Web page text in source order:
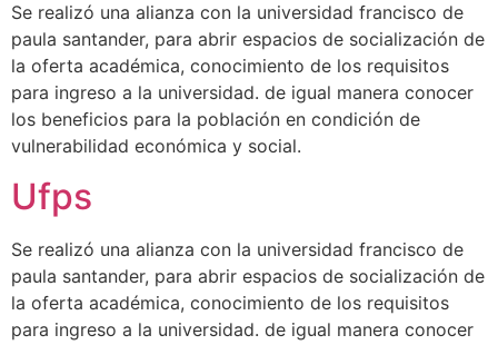
Se realizó una alianza con la universidad francisco de
paula santander, para abrir espacios de socialización de
la oferta académica, conocimiento de los requisitos
para ingreso a la universidad. de igual manera conocer
los beneficios para la población en condición de
vulnerabilidad económica y social.
Ufps
Se realizó una alianza con la universidad francisco de
paula santander, para abrir espacios de socialización de
la oferta académica, conocimiento de los requisitos
para ingreso a la universidad. de igual manera conocer